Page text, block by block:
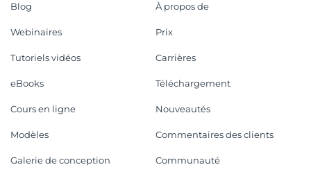
Blog
Webinaires
Tutoriels vidéos
eBooks
Cours en ligne
Modèles
Galerie de conception
À propos de
Prix
Carrières
Téléchargement
Nouveautés
Commentaires des clients
Communauté